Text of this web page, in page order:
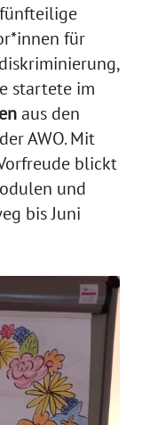
für
startete im
aus den
AWO. Mit
blickt
und
bis Juni